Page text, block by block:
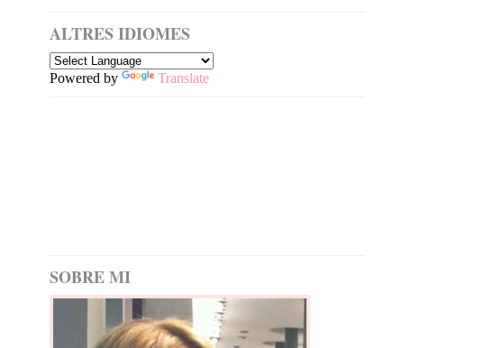
ALTRES IDIOMES
Powered by Translate
SOBRE MI